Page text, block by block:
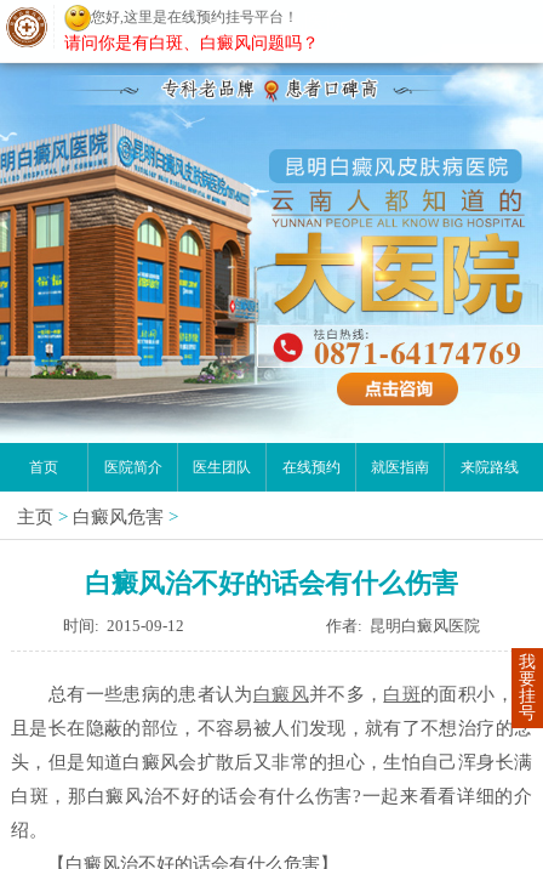
昆明白癜风医院
首页 医院简介 医生团队 在线预约 就医指南 来院路线
主页 > 白癜风危害 >
白癜风治不好的话会有什么伤害
时间: 2015-09-12 作者: 昆明白癜风医院
总有一些患病的患者认为白癜风并不多， 白斑的面积小，并
且是长在隐蔽的部位，不容易被人们发现，就有了不想治疗的念
头，但是知道白癜风会扩散后又非常的担心，生怕自己浑身长满
白斑，那白癜风治不好的话会有什么伤害?一起来看看详细的介
绍。
【白癜风治不好的话会有什么危害】
我
要
挂
号
您好,这里是在线预约挂号平台！
请问你是有白斑、白癜风问题吗？